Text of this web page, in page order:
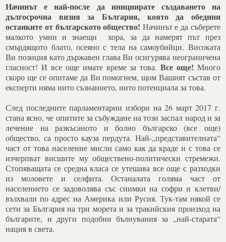
Начинът е най-после да инициирате създаването на
дългосрочна визия за България, която да обедини
останките от българското общество! Начинът е да съберете
малкото умни и знаещи хора, за да намерят път през
смърдящото блато, осеяно с тела на самоубийци. Високата
Ви позиция като държавен глава Ви осигурява неограничена
гласност! И все още имате време за това.Все още! Много
скоро ще се опитаме да Ви помогнем, щом Вашият състав от
експерти няма нито съзнанието, нито потенциала за това.
След последните парламентарни избори на 26 март 2017 г.
стана ясно, че опитите за събуждане на този заспал народ и за
лечение на разкъсаното и болно българско (все още)
общество, са просто кауза пердута. Най-„представителната“
част от това население мисли само как да краде и с това се
изчерпват висшите му обществено-политически стремежи.
Стопяващата се средна класа се утешава все още с разходки
из моловете и селфита. Останалата голяма част от
населението се задоволява със снимки на софри и клетви/
възхвали по адрес на Америка или Русия. Тук-там някой се
сети за България на три морета и за тракийския произход на
българите, и други подобни бълнувания за „най-старата“
нация в света.